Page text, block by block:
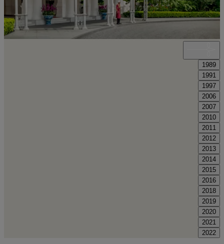
1989
1991
1997
2006
2007
2010
2011
2012
2013
2014
2015
2016
2018
2019
2020
2021
2022